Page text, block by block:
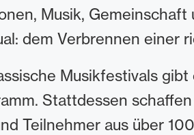
Musik, Gemeinschaft
dem Verbrennen einer
Musikfestivals
Stattdessen
Teilnehmer aus über